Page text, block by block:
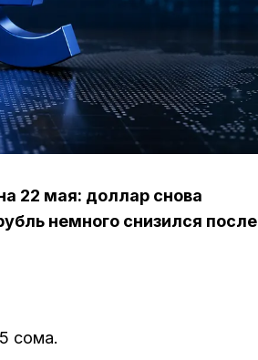
22 мая: доллар снова
немного снизился после
сома.